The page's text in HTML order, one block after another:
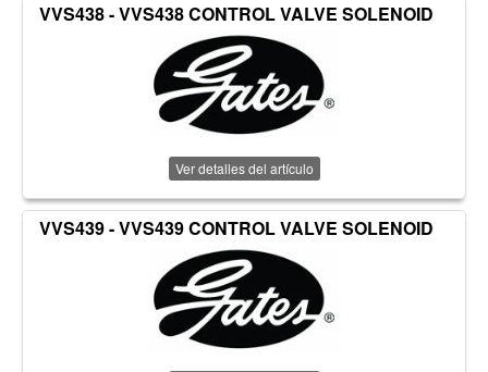
VVS438 - VVS438 CONTROL VALVE SOLENOID
Ver detalles del artículo
VVS439 - VVS439 CONTROL VALVE SOLENOID